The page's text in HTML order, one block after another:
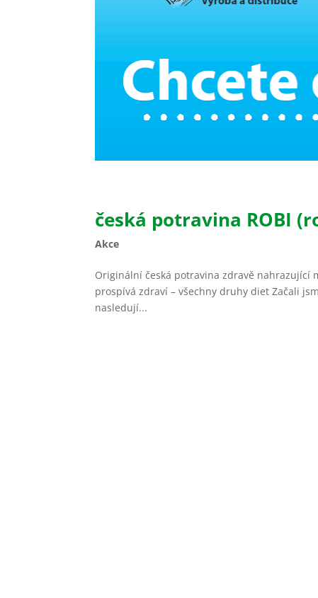
česká potravina ROBI
Akce
Originální česká potravina zdravě nahrazující
prospívá zdraví – všechny druhy diet Začali
nasledují...